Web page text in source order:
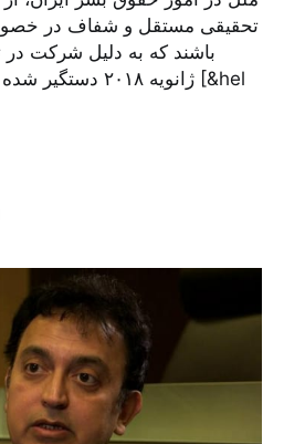
تحقیقی مستقل و شفاف در
ژانویه ۲۰۱۸ دستگیر شده بودند. به گزارش الشرق [&hel